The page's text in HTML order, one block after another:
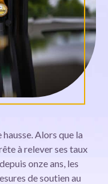
Alors que la
à relever ses taux
onze ans, les
de soutien au